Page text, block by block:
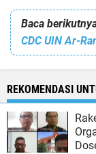
Baca
REKOMENDASI